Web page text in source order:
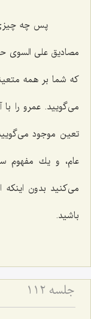
پس چه چیزى
مصادیق على السوى
كه شما بر همه
مى‌گویید. عمرو را
تعین موجود
عام، و یك مفهوم
مى‌كنید بدون
باشید.
جلسه ۱۱۲